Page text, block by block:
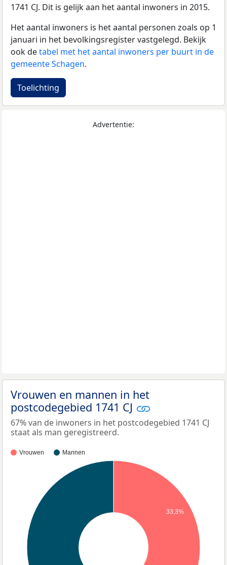
1741 CJ. Dit is gelijk aan het aantal inwoners in 2015.
Het aantal inwoners is het aantal personen zoals op 1
januari in het bevolkingsregister vastgelegd. Bekijk
ook detabel met het aantal inwoners per buurt in de
gemeente Schagen.
Toelichting
Advertentie:
Vrouwen en mannen in het
postcodegebied 1741 CJ
67% van de inwoners in het postcodegebied 1741 CJ
staat als man geregistreerd.
Vrouwen Mannen
33,3%